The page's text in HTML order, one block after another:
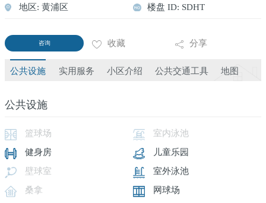
地区: 黄浦区 楼盘 ID: SDHT
咨询 收藏 分享
公共设施 实用服务 小区介绍 公共交通工具 地图
公共设施
篮球场
室内泳池
健身房
儿童乐园
壁球室
室外泳池
桑拿
网球场